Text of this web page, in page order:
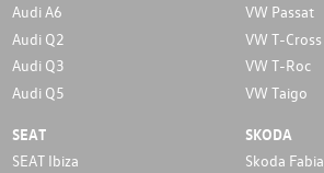
Audi A6
Audi Q2
Audi Q3
Audi Q5
VW Passat
VW T-Cross
VW T-Roc
VW Taigo
SEAT
SEAT Ibiza
SKODA
Skoda Fabia